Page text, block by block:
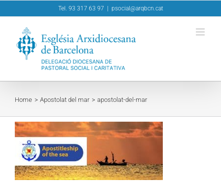
to
Tel. 93 317 63 97 psocial@arqbcn.cat
Home Apostolat del mar apostolat-del-mar